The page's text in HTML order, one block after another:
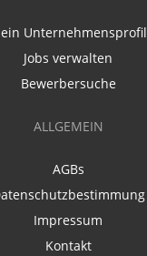
Unternehmensprofil
Jobs verwalten
Bewerbersuche
ALLGEMEIN
AGBs
Impressum
Kontakt